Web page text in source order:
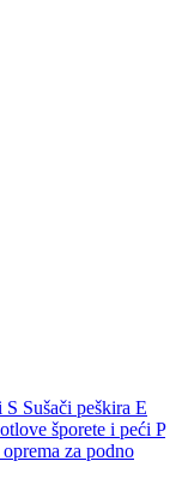
S Sušači peškira E
šporete i peći P
za podno